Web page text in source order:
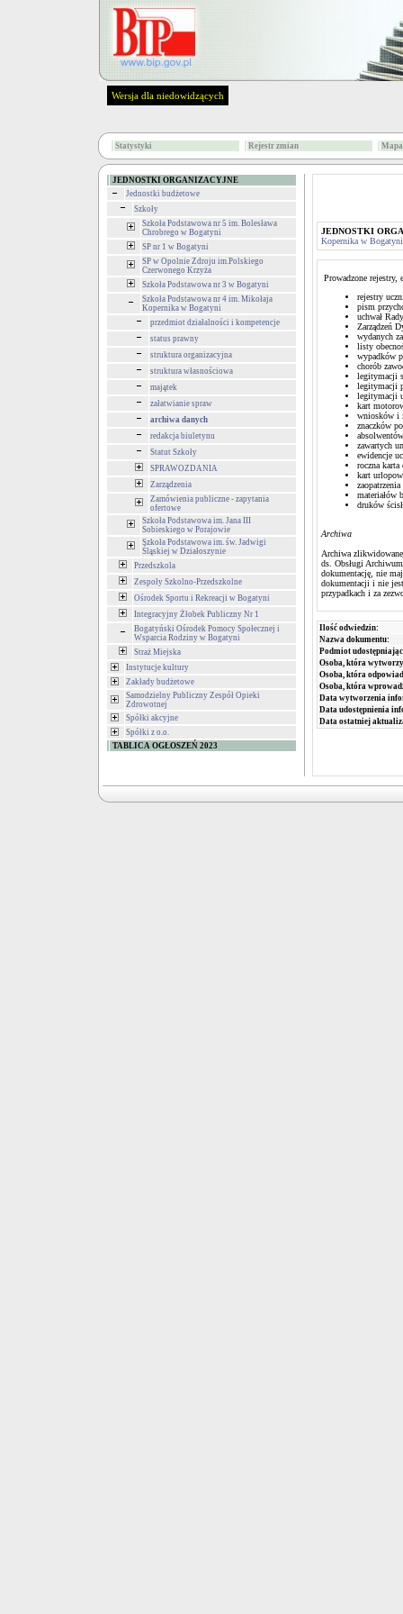
Wersja dla niedowidzących
Statystyki Rejestr zmian
JEDNOSTKI ORGANIZACYJNE
Jednostki budżetowe
Szkoły
Szkoła Podstawowa nr 5 im. Bolesława
Chrobrego w Bogatyni
SP nr 1 w Bogatyni
SP w Opolnie Zdroju im.Polskiego
Czerwonego Krzyża
Szkoła Podstawowa nr 3 w Bogatyni
Szkoła Podstawowa nr 4 im. Mikołaja
Kopernika w Bogatyni
przedmiot działalności i kompetencje
status prawny
struktura organizacyjna
struktura własnościowa
majątek
załatwianie spraw
archiwa danych
redakcja biuletynu
Statut Szkoły
SPRAWOZDANIA
Zarządzenia
Zamówienia publiczne - zapytania
ofertowe
Szkoła Podstawowa im. Jana III
Sobieskiego w Porajowie
Szkoła Podstawowa im. św. Jadwigi
Śląskiej w Działoszynie
Przedszkola
Zespoły Szkolno-Przedszkolne
Ośrodek Sportu i Rekreacji w Bogatyni
Integracyjny Żłobek Publiczny Nr 1
Bogatyński Ośrodek Pomocy Społecznej i
Wsparcia Rodziny w Bogatyni
Straż Miejska
Instytucje kultury
Zakłady budżetowe
Samodzielny Publiczny Zespół Opieki
Zdrowotnej
Spółki akcyjne
Spółki z o.o.
TABLICA OGŁOSZEŃ 2023
JEDNOSTKI
Kopernika w Bogatyni
Prowadzone rejestry,
rejestry
pism
uchwał
Zarządzeń
wydanych
listy
wypadków
chorób
legitymacji
legitymacji
legitymacji
kart
wniosków i
znaczków
absolwentów
zawartych
ewidencje
roczna
kart
materiałów
druków
Archiwa
Archiwa
ds. Obsługi
dokumentację, nie
dokumentacji i nie
przypadkach i za
Ilość odwiedzin:
Nazwa dokumentu:
Podmiot
Osoba, która
Osoba, która
Osoba, która
Data wytworzenia
Data udostępnienia
Data ostatniej